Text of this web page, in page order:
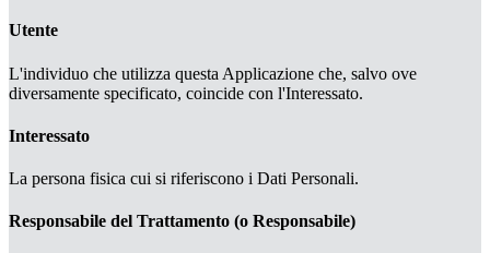
Utente
L'individuo che utilizza questa Applicazione che, salvo ove
diversamente specificato, coincide con l'Interessato.
Interessato
La persona fisica cui si riferiscono i Dati Personali.
Responsabile del Trattamento (o Responsabile)